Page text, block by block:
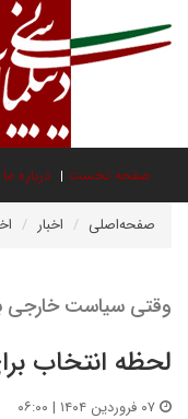
صفحه نخست درباره ما
صفحه‌اصلی اخبار
وقتی سیاست خارجی
لحظه انتخاب